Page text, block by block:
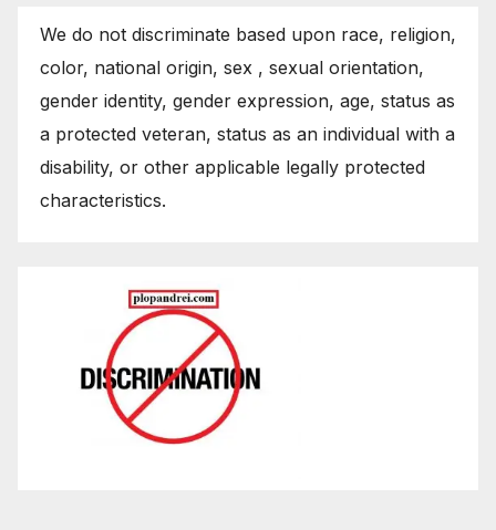
We do not discriminate based upon race, religion,
color, national origin, sex , sexual orientation,
gender identity, gender expression, age, status as
a protected veteran, status as an individual with a
disability, or other applicable legally protected
characteristics.